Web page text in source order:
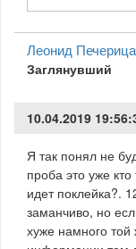
Леонид Печерица
Заглянувший
10.04.2019
Я так понял не
проба это уже
идет поклейка?.
заманчиво, но
хуже намного